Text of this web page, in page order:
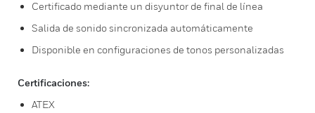
Certificado mediante un disyuntor de final de línea
Salida de sonido sincronizada automáticamente
Disponible en configuraciones de tonos personalizadas
Certificaciones:
ATEX